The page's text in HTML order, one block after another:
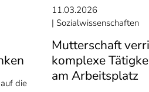
die
11.03.2026
Sozialwissenschaften
Mutterschaft
komplexe
am Arbeitsplatz